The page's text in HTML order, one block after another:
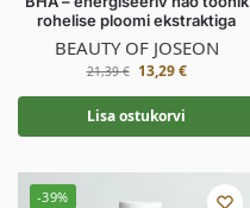
rohelise ploomi ekstraktiga
BEAUTY OF JOSEON
21,39€ 13,29€
Lisa ostukorvi
-39%